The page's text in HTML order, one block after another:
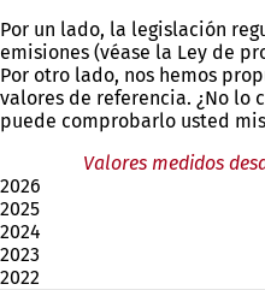
Por un lado, la legislación
emisiones (véase la Ley de
Por otro lado, nos hemos
valores de referencia. ¿No lo
puede comprobarlo usted
Valores medidos
2026
2025
2024
2023
2022